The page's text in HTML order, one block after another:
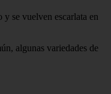
se vuelven escarlata en
algunas variedades de